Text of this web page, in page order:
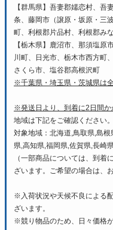
【群馬県】吾妻郡嬬恋村、吾
条、藤岡市（譲原・坂原・三
町、利根郡片品村、利根郡み
【栃木県】鹿沼市、那須塩原
川町、日光市、栃木市西方町
さくら市、塩谷郡高根沢町
※千葉県・埼玉県・茨城県は全
※発送日より、到着に2日間か
地域は下記をご確認ください。
対象地域：北海道,鳥取県,島
県,高知県,福岡県,佐賀県,長崎
（一部商品については、到着
ざいます。ご希望の場合は、
※入荷状況や天候不良による
ざいます。
※競り物品のため、日々価格